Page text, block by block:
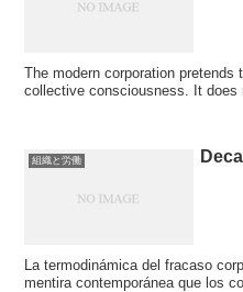
The modern corporation
collective consciousness. It does
組織と労働
La termodinámica del fracaso
mentira contemporánea que los